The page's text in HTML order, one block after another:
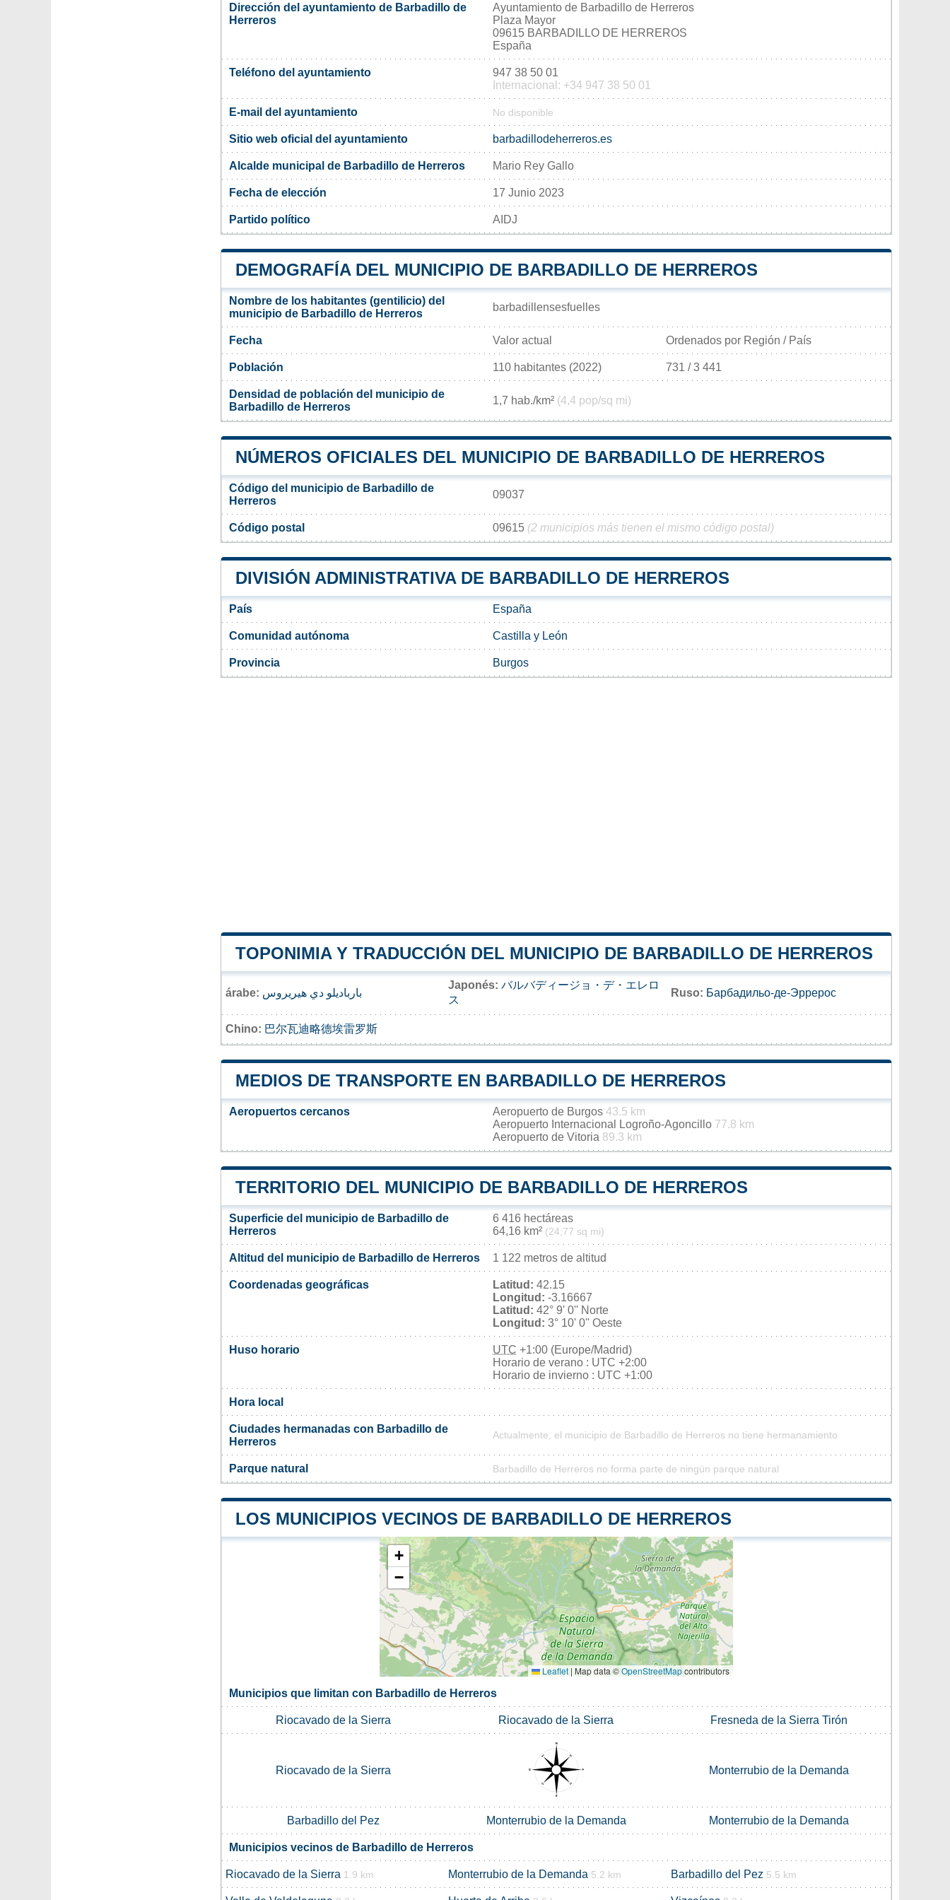
Dirección del ayuntamiento de Barbadillo de
Herreros
Ayuntamiento de Barbadillo de Herreros
Plaza Mayor
09615 BARBADILLO DE HERREROS
España
Teléfono del ayuntamiento
947 38 50 01
Internacional: +34 947 38 50 01
E-mail del ayuntamiento No disponible
Sitio web oficial del ayuntamiento barbadillodeherreros.es
Alcalde municipal de Barbadillo de Herreros Mario Rey Gallo
Fecha de elección 17 Junio 2023
Partido político AIDJ
DEMOGRAFÍA DEL MUNICIPIO DE BARBADILLO DE HERREROS
Nombre de los habitantes (gentilicio) del
municipio de Barbadillo de Herreros
barbadillensesfuelles
Fecha Valor actual Ordenados por Región / País
Población 110 habitantes (2022) 731 / 3 441
Densidad de población del municipio de
Barbadillo de Herreros
1,7 hab./km² (4,4 pop/sq mi)
NÚMEROS OFICIALES DEL MUNICIPIO DE BARBADILLO DE HERREROS
Código del municipio de Barbadillo de
Herreros
09037
Código postal 09615 (2 municipios más tienen el mismo código postal)
DIVISIÓN ADMINISTRATIVA DE BARBADILLO DE HERREROS
País España
Comunidad autónoma Castilla y León
Provincia Burgos
TOPONIMIA Y TRADUCCIÓN DEL MUNICIPIO DE BARBADILLO DE HERREROS
árabe: بارباديلو دي هيريروس
Japonés: バルバディージョ・デ・エレロ
ス
Ruso: Барбадильо-де-Эррерос
Chino: 巴尔瓦迪略德埃雷罗斯
MEDIOS DE TRANSPORTE EN BARBADILLO DE HERREROS
Aeropuertos cercanos Aeropuerto de Burgos 43.5 km
Aeropuerto Internacional Logroño-Agoncillo 77.8 km
Aeropuerto de Vitoria 89.3 km
TERRITORIO DEL MUNICIPIO DE BARBADILLO DE HERREROS
Superficie del municipio de Barbadillo de
Herreros
6 416 hectáreas
64,16 km² (24,77 sq mi)
Altitud del municipio de Barbadillo de Herreros 1 122 metros de altitud
Coordenadas geográficas Latitud: 42.15
Longitud: -3.16667
Latitud: 42° 9' 0'' Norte
Longitud: 3° 10' 0'' Oeste
Huso horario UTC +1:00 (Europe/Madrid)
Horario de verano : UTC +2:00
Horario de invierno : UTC +1:00
Hora local
Ciudades hermanadas con Barbadillo de
Herreros
Actualmente, el municipio de Barbadillo de Herreros no tiene hermanamiento
Parque natural Barbadillo de Herreros no forma parte de ningún parque natural
LOS MUNICIPIOS VECINOS DE BARBADILLO DE HERREROS
+
−
Leaflet | Map data ©OpenStreetMapcontributors
Municipios que limitan con Barbadillo de Herreros
Riocavado de la Sierra Riocavado de la Sierra Fresneda de la Sierra Tirón
Riocavado de la Sierra Monterrubio de la Demanda
Barbadillo del Pez Monterrubio de la Demanda Monterrubio de la Demanda
Municipios vecinos de Barbadillo de Herreros
Riocavado de la Sierra 1.9 km Monterrubio de la Demanda 5.2 km Barbadillo del Pez 5.5 km